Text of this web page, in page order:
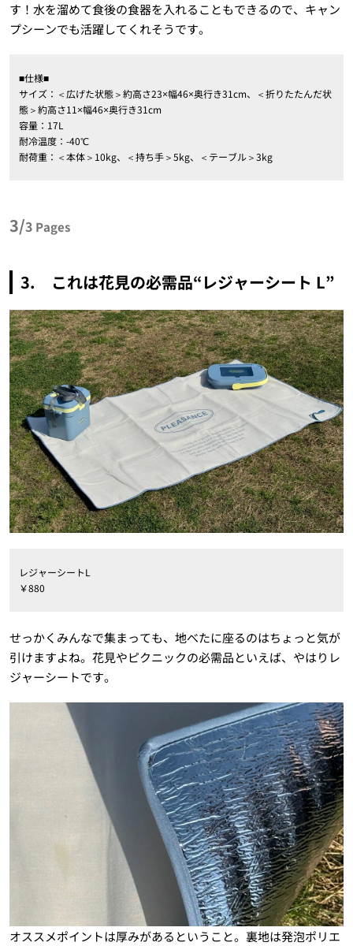
す！水を溜めて食後の食器を入れることもできるので、キャン
プシーンでも活躍してくれそうです。
■仕様■
サイズ：＜広げた状態＞約高さ23×幅46×奥行き31cm、＜折りたたんだ状
態＞約高さ11×幅46×奥行き31cm
容量：17L
耐冷温度：-40℃
耐荷重：＜本体＞10kg、＜持ち手＞5kg、＜テーブル＞3kg
3/3 Pages
3. これは花見の必需品“レジャーシート L”
レジャーシートL
￥880
せっかくみんなで集まっても、地べたに座るのはちょっと気が
引けますよね。花見やピクニックの必需品といえば、やはりレ
ジャーシートです。
オススメポイントは厚みがあるということ。裏地は発泡ポリエ